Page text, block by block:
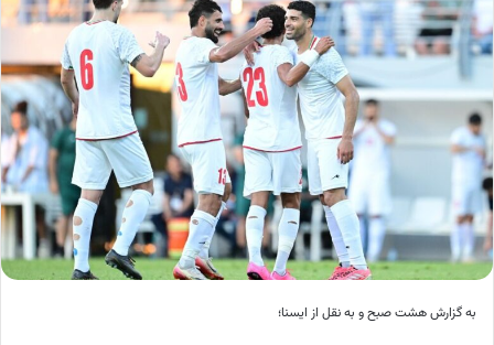
به گزارش هشت صبح و به نقل از ایسنا؛